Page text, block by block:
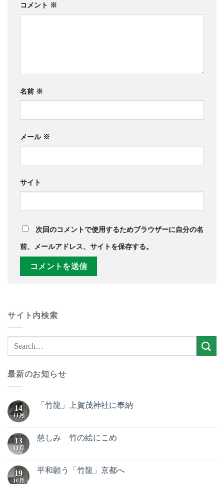
コメント ※
名前 ※
メール ※
サイト
次回のコメントで使用するためブラウザーに自分の名
前、メールアドレス、サイトを保存する。
サイト内検索
最新のお知らせ
14
11月
「竹龍」上賀茂神社に奉納
13
11月
慈しみ 竹の絵にこめ
19
10月
平和願う「竹龍」京都へ